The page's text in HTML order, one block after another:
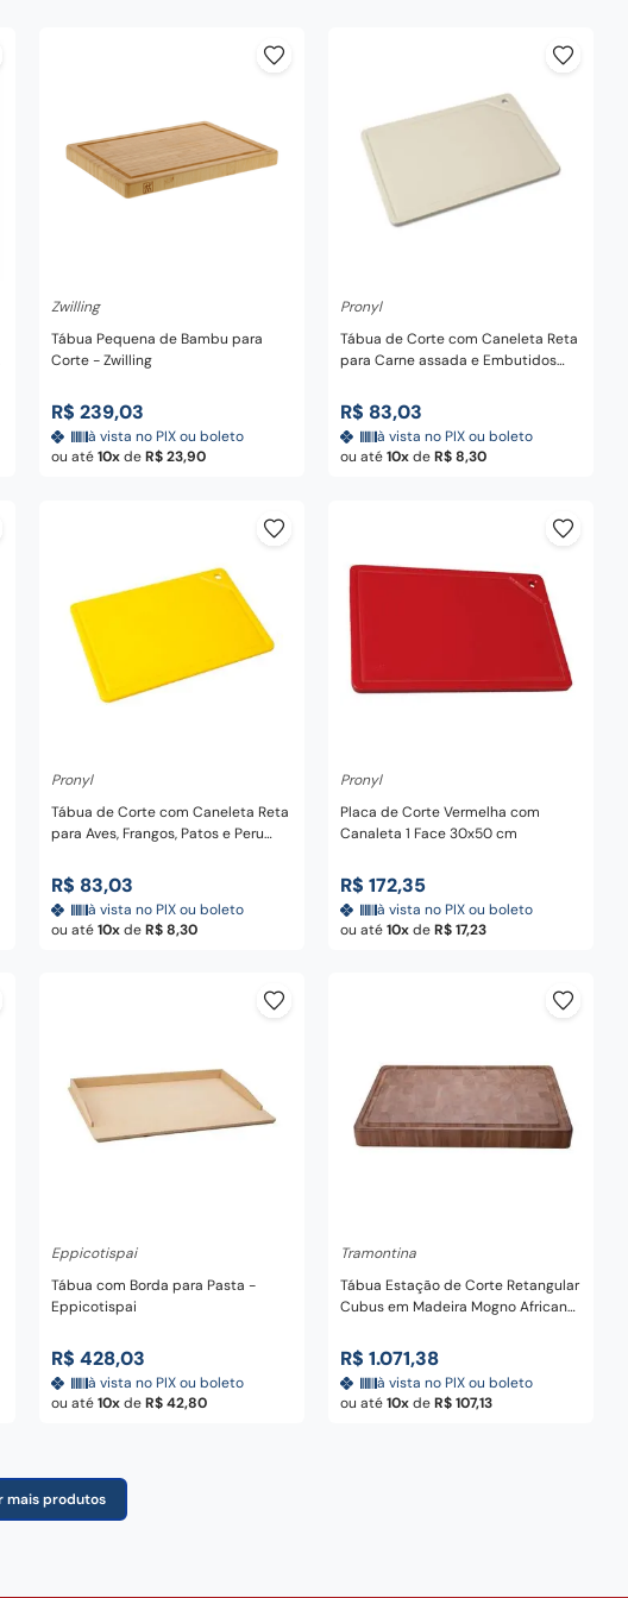
Zwilling
Tábua Pequena de Bambu para
Corte - Zwilling
R$ 239,03
à vista no PIX ou boleto
ou até10 deR$ 23,90
Pronyl
Tábua de Corte com Caneleta Reta
para Carne assada e Embutidos
Bege 37 cm - Pronyl
R$ 83,03
à vista no PIX ou boleto
ou até10 deR$ 8,30
Pronyl
Tábua de Corte com Caneleta Reta
para Aves, Frangos, Patos e Peru
Amarelo 37 cm - Pronyl
R$ 83,03
à vista no PIX ou boleto
ou até10 deR$ 8,30
Pronyl
Placa de Corte Vermelha com
Canaleta 1 Face 30x50 cm
R$ 172,35
à vista no PIX ou boleto
ou até10 deR$ 17,23
Eppicotispai
Tábua com Borda para Pasta -
Eppicotispai
R$ 428,03
à vista no PIX ou boleto
ou até10 deR$ 42,80
Tramontina
Tábua Estação de Corte Retangular
Cubus em Madeira Mogno Africano
Alça 60 x 40 cm - Tramontina
R$ 1.071,38
à vista no PIX ou boleto
ou até10 deR$ 107,13